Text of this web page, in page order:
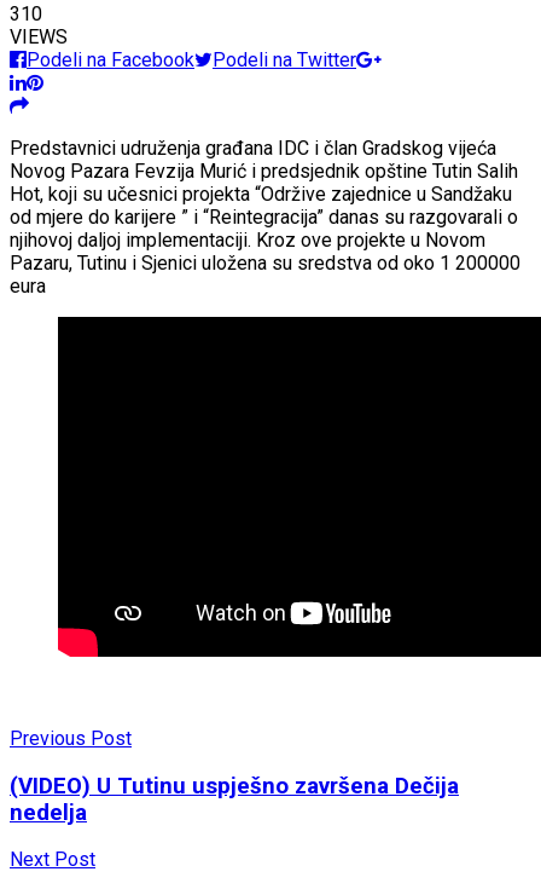
310
VIEWS
Podeli na Facebook
Podeli na Twitter
Predstavnici udruženja građana IDC i član Gradskog vijeća
Novog Pazara Fevzija Murić i predsjednik opštine Tutin Salih
Hot, koji su učesnici projekta “Održive zajednice u Sandžaku
od mjere do karijere ” i “Reintegracija” danas su razgovarali o
njihovoj daljoj implementaciji. Kroz ove projekte u Novom
Pazaru, Tutinu i Sjenici uložena su sredstva od oko 1 200000
eura
Previous Post
(VIDEO) U Tutinu uspješno završena Dečija
nedelja
Next Post